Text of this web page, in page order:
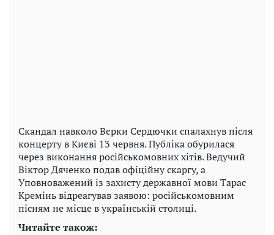
Скандал навколо Вєрки Сердючки спалахнув після
концерту в Києві 13 червня. Публіка обурилася
через виконання російськомовних хітів. Ведучий
Віктор Дяченко подав офіційну скаргу, а
Уповноважений із захисту державної мови Тарас
Кремінь відреагував заявою: російськомовним
пісням не місце в українській столиці.
Читайте також: